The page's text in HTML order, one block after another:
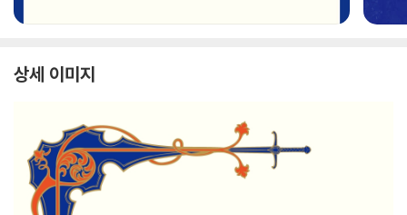
상세 이미지